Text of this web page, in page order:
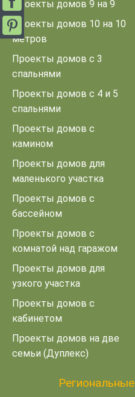
Проекты домов 9 на 9
Проекты домов 10 на 10
метров
Проекты домов с 3
спальнями
Проекты домов с 4 и 5
спальнями
Проекты домов с
камином
Проекты домов для
маленького участка
Проекты домов с
бассейном
Проекты домов с
комнатой над гаражом
Проекты домов для
узкого участка
Проекты домов с
кабинетом
Проекты домов на две
семьи (Дуплекс)